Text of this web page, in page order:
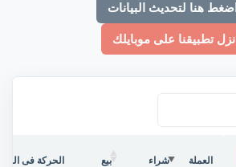
اضغط هنا لتحديث البيانات
نزل تطبيقنا على موبايلك
العملة شراء بيع الحركة فى